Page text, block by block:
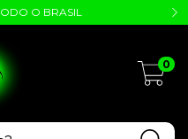
O BRASIL
0